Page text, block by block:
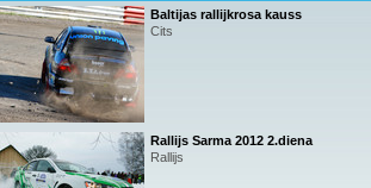
Baltijas rallijkrosa kauss
Cits
Rallijs Sarma 2012 2.diena
Rallijs